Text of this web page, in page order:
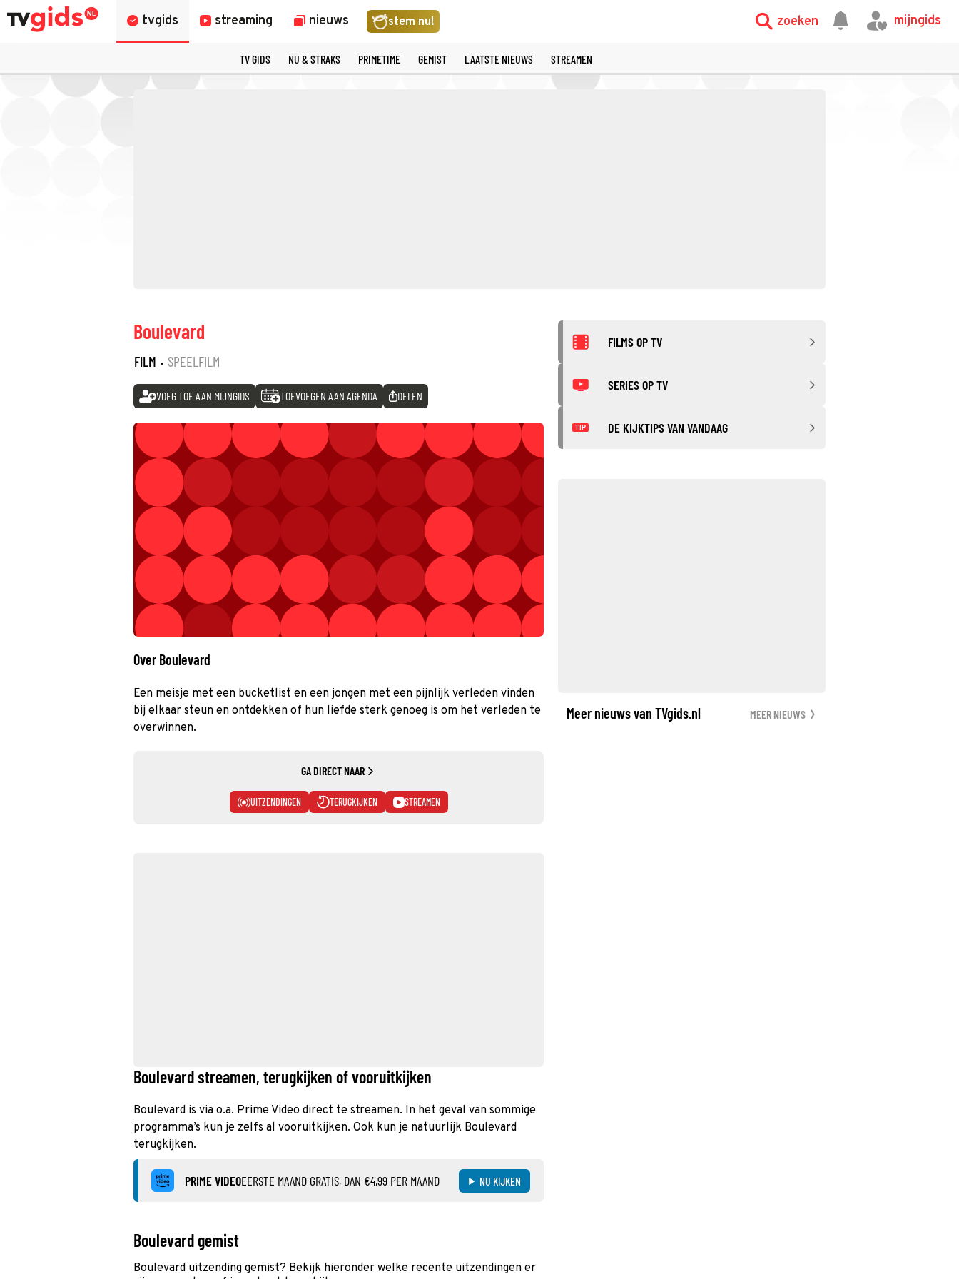
tvgids streaming nieuws stem nu! zoeken mijngids
TV GIDS NU & STRAKS PRIMETIME GEMIST LAATSTE NIEUWS STREAMEN
Boulevard
FILM · SPEELFILM
VOEG TOE AAN MIJNGIDS TOEVOEGEN AAN AGENDA DELEN
Over Boulevard
Een meisje met een bucketlist en een jongen met een pijnlijk verleden vinden
bij elkaar steun en ontdekken of hun liefde sterk genoeg is om het verleden te
overwinnen.
GA DIRECT NAAR
UITZENDINGEN TERUGKIJKEN STREAMEN
Boulevard streamen, terugkijken of vooruitkijken
Boulevard is via o.a. Prime Video direct te streamen. In het geval van sommige
programma’s kun je zelfs al vooruitkijken. Ook kun je natuurlijk Boulevard
terugkijken.
PRIME VIDEOEERSTE MAAND GRATIS, DAN €4,99 PER MAAND NU KIJKEN
Boulevard gemist
Boulevard uitzending gemist? Bekijk hieronder welke recente uitzendingen er
FILMS OP TV
SERIES OP TV
TIP DE KIJKTIPS VAN VANDAAG
Meer nieuws van TVgids.nl MEER NIEUWS